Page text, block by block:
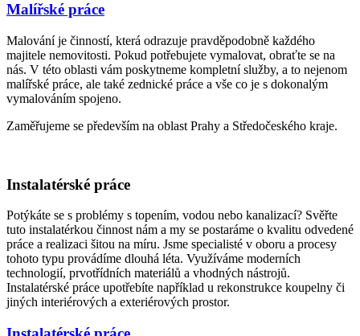
Malířské práce
Malování je činností, která odrazuje pravděpodobně každého
majitele nemovitosti. Pokud potřebujete vymalovat, obraťte se na
nás. V této oblasti vám poskytneme kompletní služby, a to nejenom
malířské práce, ale také zednické práce a vše co je s dokonalým
vymalováním spojeno.
Zaměřujeme se především na oblast Prahy a Středočeského kraje.
Instalatérské práce
Potýkáte se s problémy s topením, vodou nebo kanalizací? Svěřte
tuto instalatérkou činnost nám a my se postaráme o kvalitu odvedené
práce a realizaci šitou na míru. Jsme specialisté v oboru a procesy
tohoto typu provádíme dlouhá léta. Využíváme moderních
technologií, prvotřídních materiálů a vhodných nástrojů.
Instalatérské práce upotřebíte například u rekonstrukce koupelny či
jiných interiérových a exteriérových prostor.